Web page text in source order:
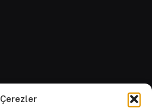
Çerezler